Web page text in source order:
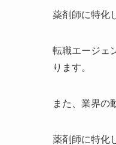
薬剤師に特化
転職エージェ
ります。
また、業界の
薬剤師に特化